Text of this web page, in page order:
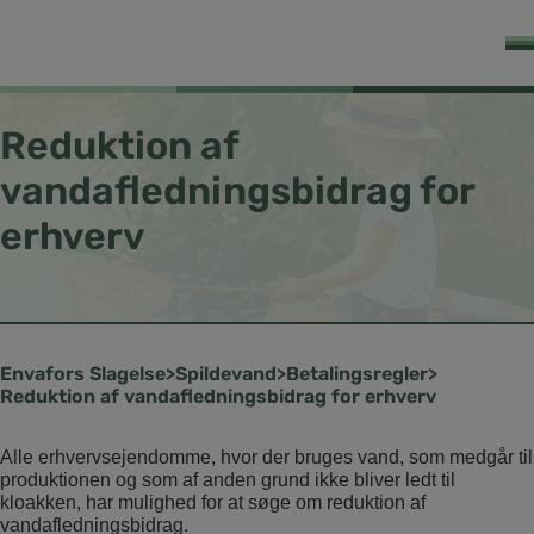
Reduktion af
vandafledningsbidrag for
erhverv
Slagelse Spildevand Betalingsregler
Reduktion af vandafledningsbidrag for erhverv
Alle erhvervsejendomme, hvor der bruges vand, som medgår til
produktionen og som af anden grund ikke bliver ledt til
kloakken, har mulighed for at søge om reduktion af
vandafledningsbidrag.